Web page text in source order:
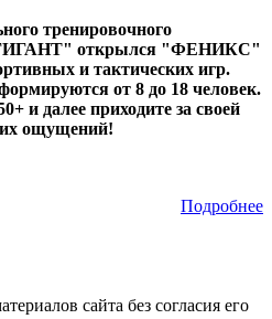
тренировочного
"ГИГАНТ" открылся "ФЕНИКС"
и тактических игр.
от 8 до 18 человек.
и далее приходите за своей
ощущений!
Подробнее
сайта без согласия его